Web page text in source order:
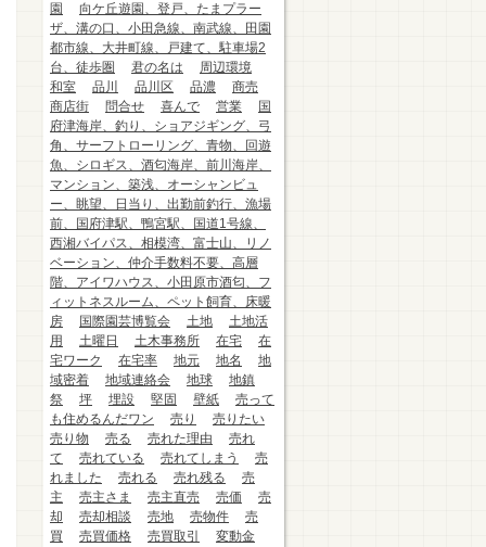
園
向ケ丘遊園、登戸、たまプラー
ザ、溝の口、小田急線、南武線、田園
都市線、大井町線、戸建て、駐車場2
台、徒歩圏
君の名は
周辺環境
和室
品川 品川区 品濃
商売
商店街
問合せ 喜んで 営業
国
府津海岸、釣り、ショアジギング、弓
角、サーフトローリング、青物、回遊
魚、シロギス、酒匂海岸、前川海岸、
マンション、築浅、オーシャンビュ
ー、眺望、日当り、出勤前釣行、漁場
前、国府津駅、鴨宮駅、国道1号線、
西湘バイパス、相模湾、富士山、リノ
ベーション、仲介手数料不要、高層
階、アイワハウス、小田原市酒匂、フ
ィットネスルーム、ペット飼育、床暖
房
国際園芸博覧会 土地
土地活
用
土曜日 土木事務所 在宅
在
宅ワーク
在宅率 地元 地名
地
域密着
地域連絡会 地球
地鎮
祭
坪 埋設 堅固 壁紙
売って
も住めるんだワン
売り
売りたい
売り物
売る 売れた理由
売れ
て
売れている 売れてしまう
売
れました
売れる 売れ残る
売
主
売主さま 売主直売 売価
売
却
売却相談 売地 売物件
売
買
売買価格 売買取引
変動金